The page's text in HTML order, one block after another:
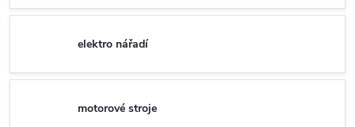
elektro nářadí
motorové stroje